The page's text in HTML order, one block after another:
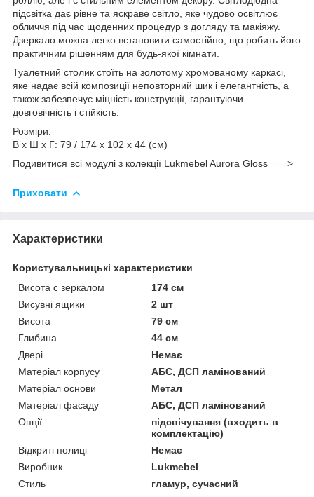
підсвітка дає рівне та яскраве світло, яке чудово освітлює
обличчя під час щоденних процедур з догляду та макіяжу.
Дзеркало можна легко встановити самостійно, що робить його
практичним рішенням для будь-якої кімнати.
Туалетний столик стоїть на золотому хромованому каркасі,
яке надає всій композиції неповторний шик і елегантність, а
також забезпечує міцність конструкції, гарантуючи
довговічність і стійкість.
Розміри:
В х Ш х Г: 79 / 174 х 102 х 44 (см)
Подивитися всі модулі з колекції Lukmebel Aurora Gloss ===>
Приховати
Характеристики
Користувальницькі характеристики
Висота с зеркалом
174 см
Висувні ящики
2 шт
Висота
79 см
Глибина
44 см
Двері
Немає
Матеріал корпусу
АБС, ДСП ламінований
Матеріал основи
Метал
Матеріал фасаду
АБС, ДСП ламінований
Опції
підсвічування (входить в
комплектацію)
Відкриті полиці
Немає
Виробник
Lukmebel
Стиль
гламур, сучасний